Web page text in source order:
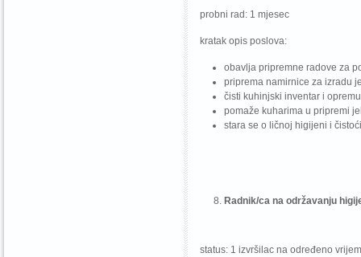
probni rad: 1 mjesec
kratak opis poslova:
obavlja pripremne radove za
priprema namirnice za izradu
čisti kuhinjski inventar i
pomaže kuharima u pripremi
stara se o ličnoj higijeni i
Radnik/ca na održavanju
status: 1 izvršilac na određeno